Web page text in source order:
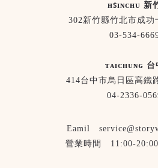
ʜꜱɪɴᴄʜᴜ 新
302新竹縣竹北市成功
03-534-
ᴛᴀɪᴄʜᴜɴɢ 台
414台中市烏日區高鐵
04-2336-
Eamil
營業時間 11:00-20:00